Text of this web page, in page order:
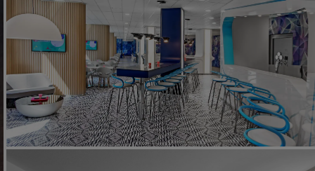
酒店式公寓
機場酒店
即將登場的全新酒店
會議與活動
探索 Radisson Meetings
預訂會議空間